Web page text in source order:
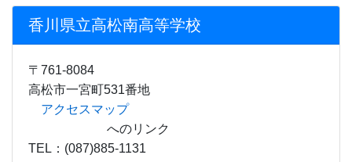
(●を@に直して
Copyright © 2015 －
Takamatsu Minami
High School.
All Rights Reserved.